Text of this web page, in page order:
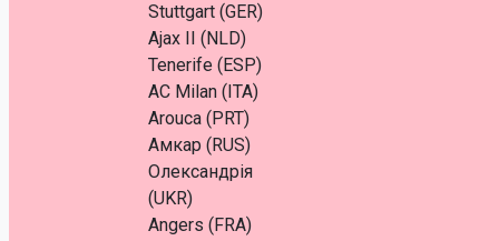
Stuttgart (GER)
Ajax II (NLD)
Tenerife (ESP)
AC Milan (ITA)
Arouca (PRT)
Амкар (RUS)
Олександрія
(UKR)
Angers (FRA)